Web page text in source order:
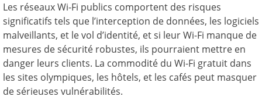
Les réseaux Wi-Fi publics comportent des risques
significatifs tels que l’interception de données, les logiciels
malveillants, et le vol d’identité, et si leur Wi-Fi manque de
mesures de sécurité robustes, ils pourraient mettre en
danger leurs clients. La commodité du Wi-Fi gratuit dans
les sites olympiques, les hôtels, et les cafés peut masquer
de sérieuses vulnérabilités.